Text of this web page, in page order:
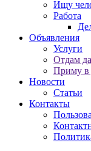
Ищу
Работа
Объявления
Услуги
Отдам
Приму в
Новости
Статьи
Контакты